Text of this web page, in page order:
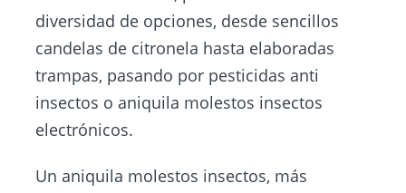
diversidad de opciones, desde sencillos
candelas de citronela hasta elaboradas
trampas, pasando por pesticidas anti
insectos o aniquila molestos insectos
electrónicos.
Un aniquila molestos insectos, más